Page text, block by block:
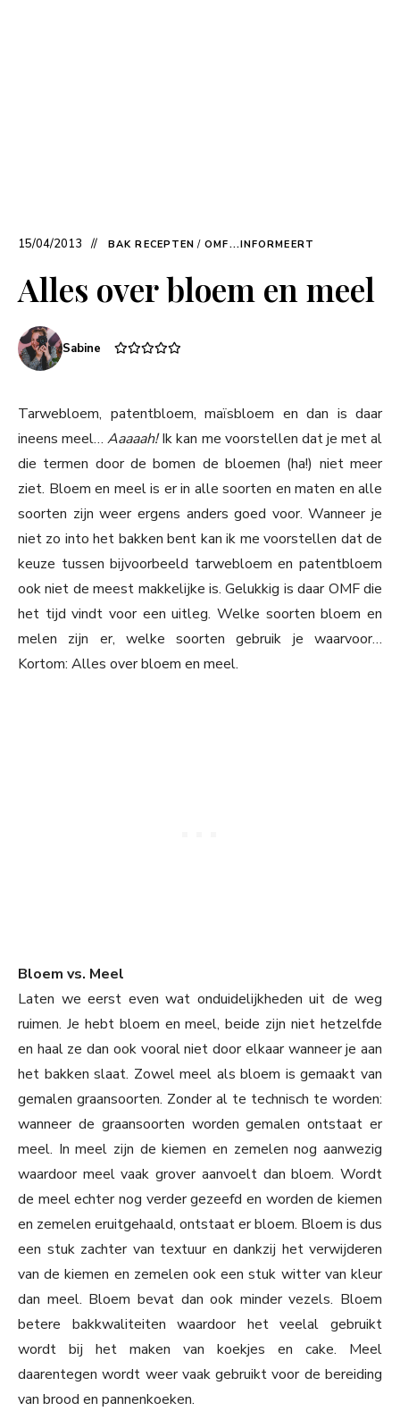
15/04/2013 BAK RECEPTEN / OMF...INFORMEERT
Alles over bloem en meel
Sabine
Tarwebloem, patentbloem, maïsbloem en dan is daar
ineens meel…Aaaaah!Ik kan me voorstellen dat je met al
die termen door de bomen de bloemen (ha!) niet meer
ziet. Bloem en meel is er in alle soorten en maten en alle
soorten zijn weer ergens anders goed voor. Wanneer je
niet zo into het bakken bent kan ik me voorstellen dat de
keuze tussen bijvoorbeeld tarwebloem en patentbloem
ook niet de meest makkelijke is. Gelukkig is daar OMF die
het tijd vindt voor een uitleg. Welke soorten bloem en
melen zijn er, welke soorten gebruik je waarvoor…
Kortom: Alles over bloem en meel.
Bloem vs. Meel
Laten we eerst even wat onduidelijkheden uit de weg
ruimen. Je hebt bloem en meel, beide zijn niet hetzelfde
en haal ze dan ook vooral niet door elkaar wanneer je aan
het bakken slaat. Zowel meel als bloem is gemaakt van
gemalen graansoorten. Zonder al te technisch te worden:
wanneer de graansoorten worden gemalen ontstaat er
meel. In meel zijn de kiemen en zemelen nog aanwezig
waardoor meel vaak grover aanvoelt dan bloem. Wordt
de meel echter nog verder gezeefd en worden de kiemen
en zemelen eruitgehaald, ontstaat er bloem. Bloem is dus
een stuk zachter van textuur en dankzij het verwijderen
van de kiemen en zemelen ook een stuk witter van kleur
dan meel. Bloem bevat dan ook minder vezels. Bloem
betere bakkwaliteiten waardoor het veelal gebruikt
wordt bij het maken van koekjes en cake. Meel
daarentegen wordt weer vaak gebruikt voor de bereiding
van brood en pannenkoeken.